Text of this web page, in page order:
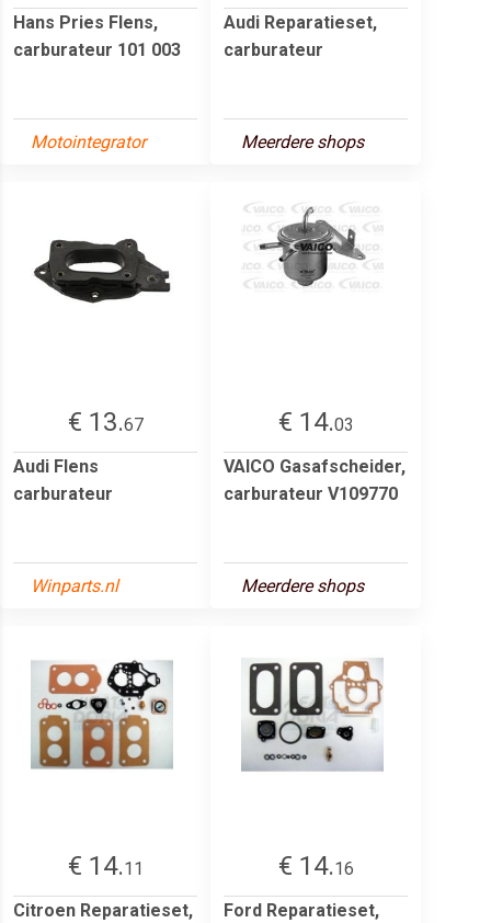
Hans Pries Flens,
carburateur 101 003
Motointegrator
Audi Reparatieset,
carburateur
Meerdere shops
€ 13.67
Audi Flens
carburateur
Winparts.nl
€ 14.03
VAICO Gasafscheider,
carburateur V109770
Meerdere shops
€ 14.11
Citroen Reparatieset,
€ 14.16
Ford Reparatieset,